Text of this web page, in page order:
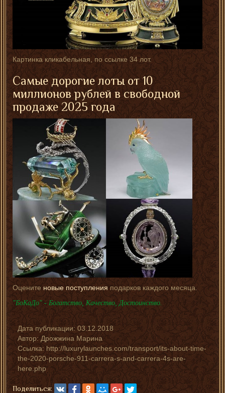
Картинка кликабельная, по ссылке 34 лот.
Самые дорогие лоты от 10
миллионов рублей в свободной
продаже 2025 года
Оценитеновые поступленияподарков каждого месяца.
"БоКаДо" - Богатство, Качество, Достоинство.
Дата публикации:03.12.2018
Автор:Дрожжина Марина
Ссылка: http://luxurylaunches.com/transport/its-about-time-
the-2020-porsche-911-carrera-s-and-carrera-4s-are-
here.php
Поделиться: